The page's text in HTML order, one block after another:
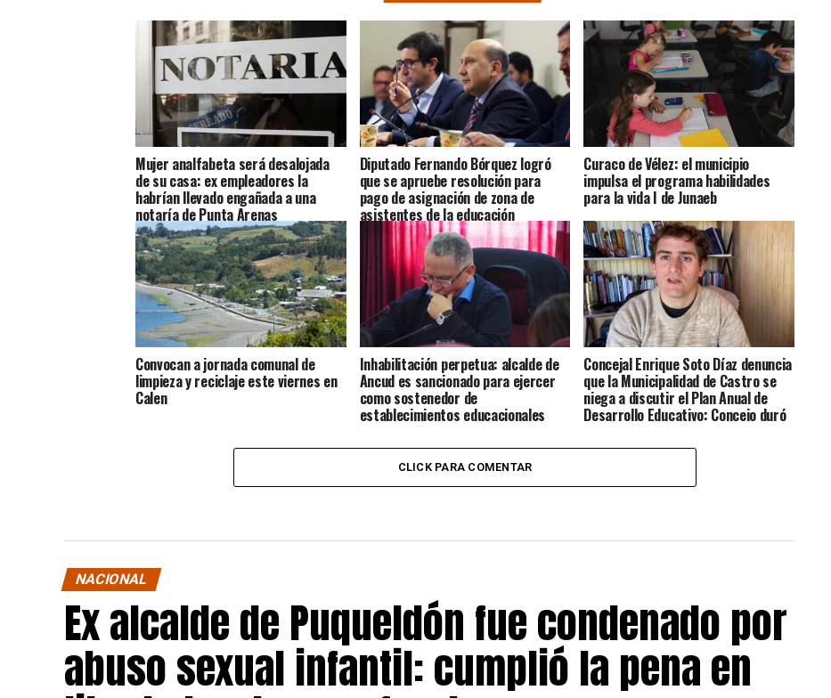
Mujer analfabeta será desalojada
de su casa: ex empleadores la
habrían llevado engañada a una
notaría de Punta Arenas
Diputado Fernando Bórquez logró
que se apruebe resolución para
pago de asignación de zona de
asistentes de la educación
Curaco de Vélez: el municipio
impulsa el programa habilidades
para la vida I de Junaeb
Convocan a jornada comunal de
limpieza y reciclaje este viernes en
Calen
Inhabilitación perpetua: alcalde de
Ancud es sancionado para ejercer
como sostenedor de
establecimientos educacionales
Concejal Enrique Soto Díaz denuncia
que la Municipalidad de Castro se
niega a discutir el Plan Anual de
Desarrollo Educativo: Concejo duró
CLICK PARA COMENTAR
NACIONAL
Ex alcalde de Puqueldón fue condenado por
abuso sexual infantil: cumplió la pena en